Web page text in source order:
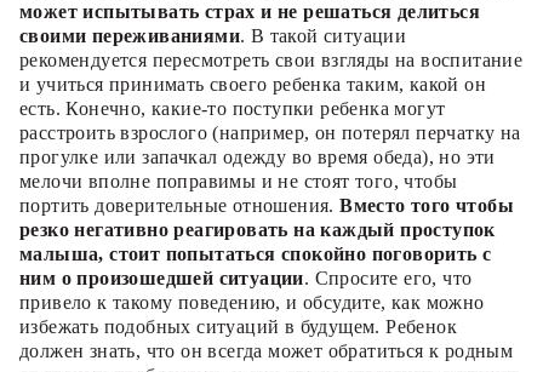
может испытывать страх и не решаться делиться
своими переживаниями. В такой ситуации
рекомендуется пересмотреть свои взгляды на воспитание
и учиться принимать своего ребенка таким, какой он
есть. Конечно, какие-то поступки ребенка могут
расстроить взрослого (например, он потерял перчатку на
прогулке или запачкал одежду во время обеда), но эти
мелочи вполне поправимы и не стоят того, чтобы
портить доверительные отношения.Вместо того чтобы
резко негативно реагировать на каждый проступок
малыша, стоит попытаться спокойно поговорить с
ним о произошедшей ситуации. Спросите его, что
привело к такому поведению, и обсудите, как можно
избежать подобных ситуаций в будущем. Ребенок
должен знать, что он всегда может обратиться к родным